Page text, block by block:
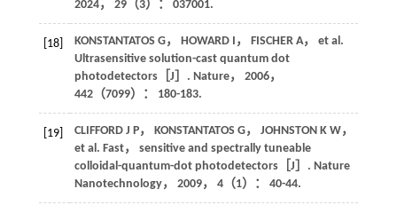
2024， 29（3）： 037001.
[18] KONSTANTATOS G， HOWARD I ， FISCHER A， et al.
Ultrasensitive solution-cast quantum dot
photodetectors［J］. Nature， 2006，
442（7099）： 180-183.
[19] CLIFFORD J P， KONSTANTATOS G， JOHNSTON K W，
et al. Fast， sensitive and spectrally tuneable
colloidal-quantum-dot photodetectors［J］. Nature
Nanotechnology， 2009， 4（1）： 40-44.